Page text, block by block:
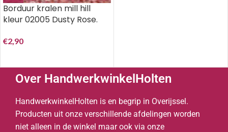
Borduur kralen mill hill
kleur 02005 Dusty Rose.
€2,90
Over HandwerkwinkelHolten
HandwerkwinkelHolten is en begrip in Overijssel.
Producten uit onze verschillende afdelingen worden
niet alleen in de winkel maar ook via onze